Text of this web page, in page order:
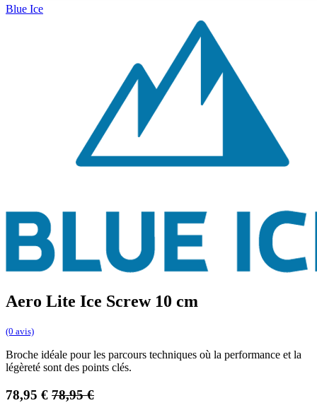
Blue Ice
Aero Lite Ice Screw 10 cm
(0 avis)
Broche idéale pour les parcours techniques où la performance et la
légèreté sont des points clés.
78,95 € 78,95€